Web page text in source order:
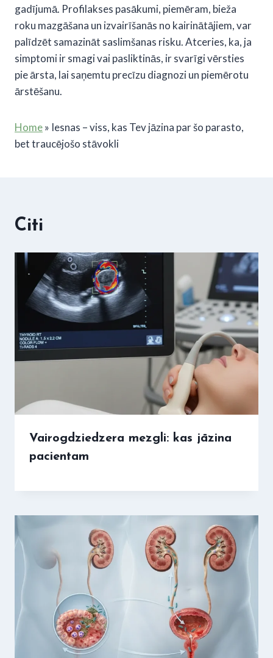
gadījumā. Profilakses pasākumi, piemēram, bieža
roku mazgāšana un izvairīšanās no kairinātājiem, var
palīdzēt samazināt saslimšanas risku. Atceries, ka, ja
simptomi ir smagi vai pasliktinās, ir svarīgi vērsties
pie ārsta, lai saņemtu precīzu diagnozi un piemērotu
ārstēšanu.
Home» Iesnas – viss, kas Tev jāzina par šo parasto,
bet traucējošo stāvokli
Citi
Vairogdziedzera mezgli: kas jāzina
pacientam